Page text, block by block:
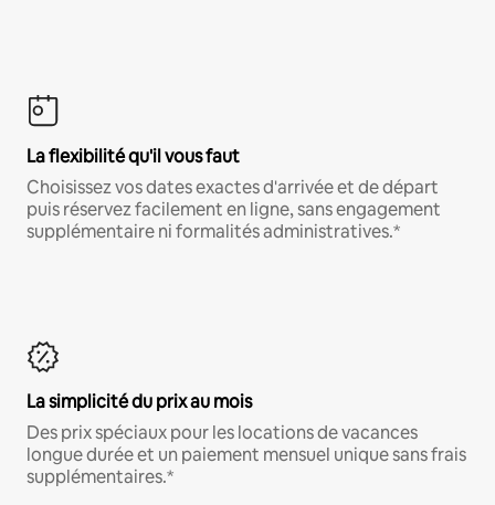
La flexibilité qu'il vous faut
Choisissez vos dates exactes d'arrivée et de départ
puis réservez facilement en ligne, sans engagement
supplémentaire ni formalités administratives.*
La simplicité du prix au mois
Des prix spéciaux pour les locations de vacances
longue durée et un paiement mensuel unique sans frais
supplémentaires.*